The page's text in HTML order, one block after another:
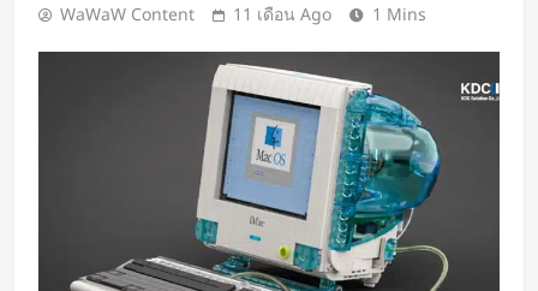
ชั่วโมง
Spotify เพิ่มโหมดวิ่งใหม่ ปรับเพลง
ตามความเร็วและรูปแบบการฝึก
1 วัน Ago
Meta Horizon+ จับมือ Xbox Game
Pass เปลี่ยนแว่น Meta Quest ให้
กลายเป็นจอเกมเสมือนขนาด 26 ฟุต
2 วัน Ago
ชัดแม้แสงน้อย! จีนพัฒนาแว่น Night
Vision มองกลางคืนได้ครบทุกสี
2 วัน Ago
WaWaW Content 11 เดือน Ago 1 Mins